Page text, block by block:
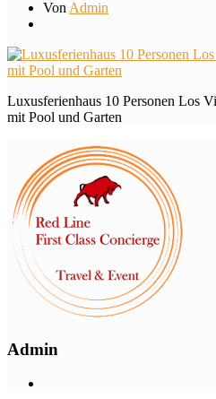
Von Admin
Luxusferienhaus 10 Personen Los
mit Pool und Garten
Admin